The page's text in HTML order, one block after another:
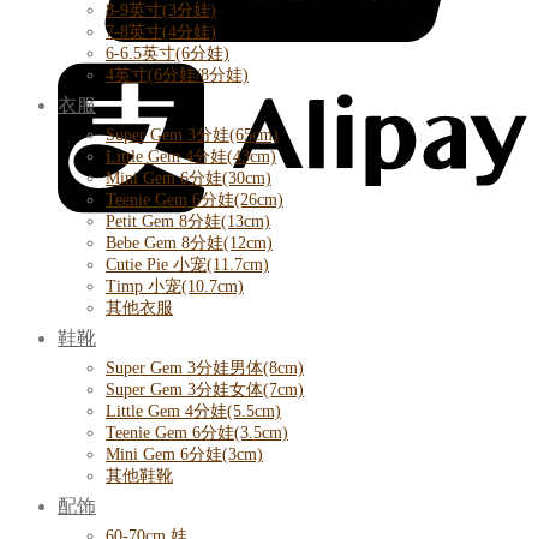
8-9英寸(3分娃)
7-8英寸(4分娃)
6-6.5英寸(6分娃)
4英寸(6分娃/8分娃)
衣服
Super Gem 3分娃(65cm)
Little Gem 4分娃(43cm)
Mini Gem 6分娃(30cm)
Teenie Gem 6分娃(26cm)
Petit Gem 8分娃(13cm)
Bebe Gem 8分娃(12cm)
Cutie Pie 小宠(11.7cm)
Timp 小宠(10.7cm)
其他衣服
鞋靴
Super Gem 3分娃男体(8cm)
Super Gem 3分娃女体(7cm)
Little Gem 4分娃(5.5cm)
Teenie Gem 6分娃(3.5cm)
Mini Gem 6分娃(3cm)
其他鞋靴
配饰